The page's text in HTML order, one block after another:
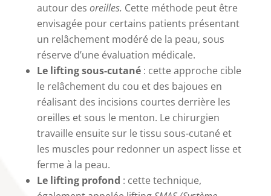
autour des oreilles. Cette méthode peut être
envisagée pour certains patients présentant
un relâchement modéré de la peau, sous
réserve d’une évaluation médicale.
Le lifting sous-cutané: cette approche cible
le relâchement du cou et des bajoues en
réalisant des incisions courtes derrière les
oreilles et sous le menton. Le chirurgien
travaille ensuite sur le tissu sous-cutané et
les muscles pour redonner un aspect lisse et
ferme à la peau.
Le lifting profond : cette technique,